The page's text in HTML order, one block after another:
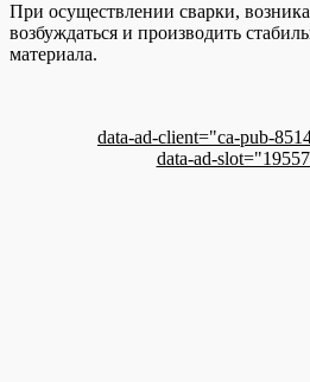
При осуществлении сварки,
возбуждаться и производить
материала.
data-ad-client="ca-pub-
data-ad-